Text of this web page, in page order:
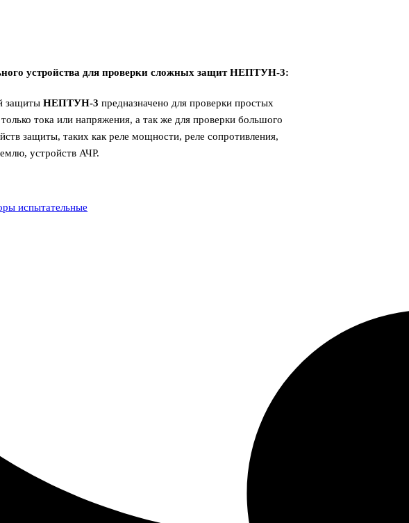
устройства для проверки сложных защит НЕПТУН-3:
защитыНЕПТУН-3предназначено для проверки простых
тока или напряжения, а так же для проверки большого
защиты, таких как реле мощности, реле сопротивления,
устройств АЧР.
испытательные